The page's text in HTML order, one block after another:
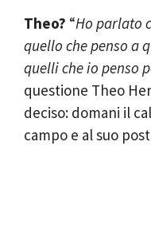
Theo? “Ho parlato
quello che penso a
quelli che io penso
questione Theo
deciso: domani il
campo e al suo